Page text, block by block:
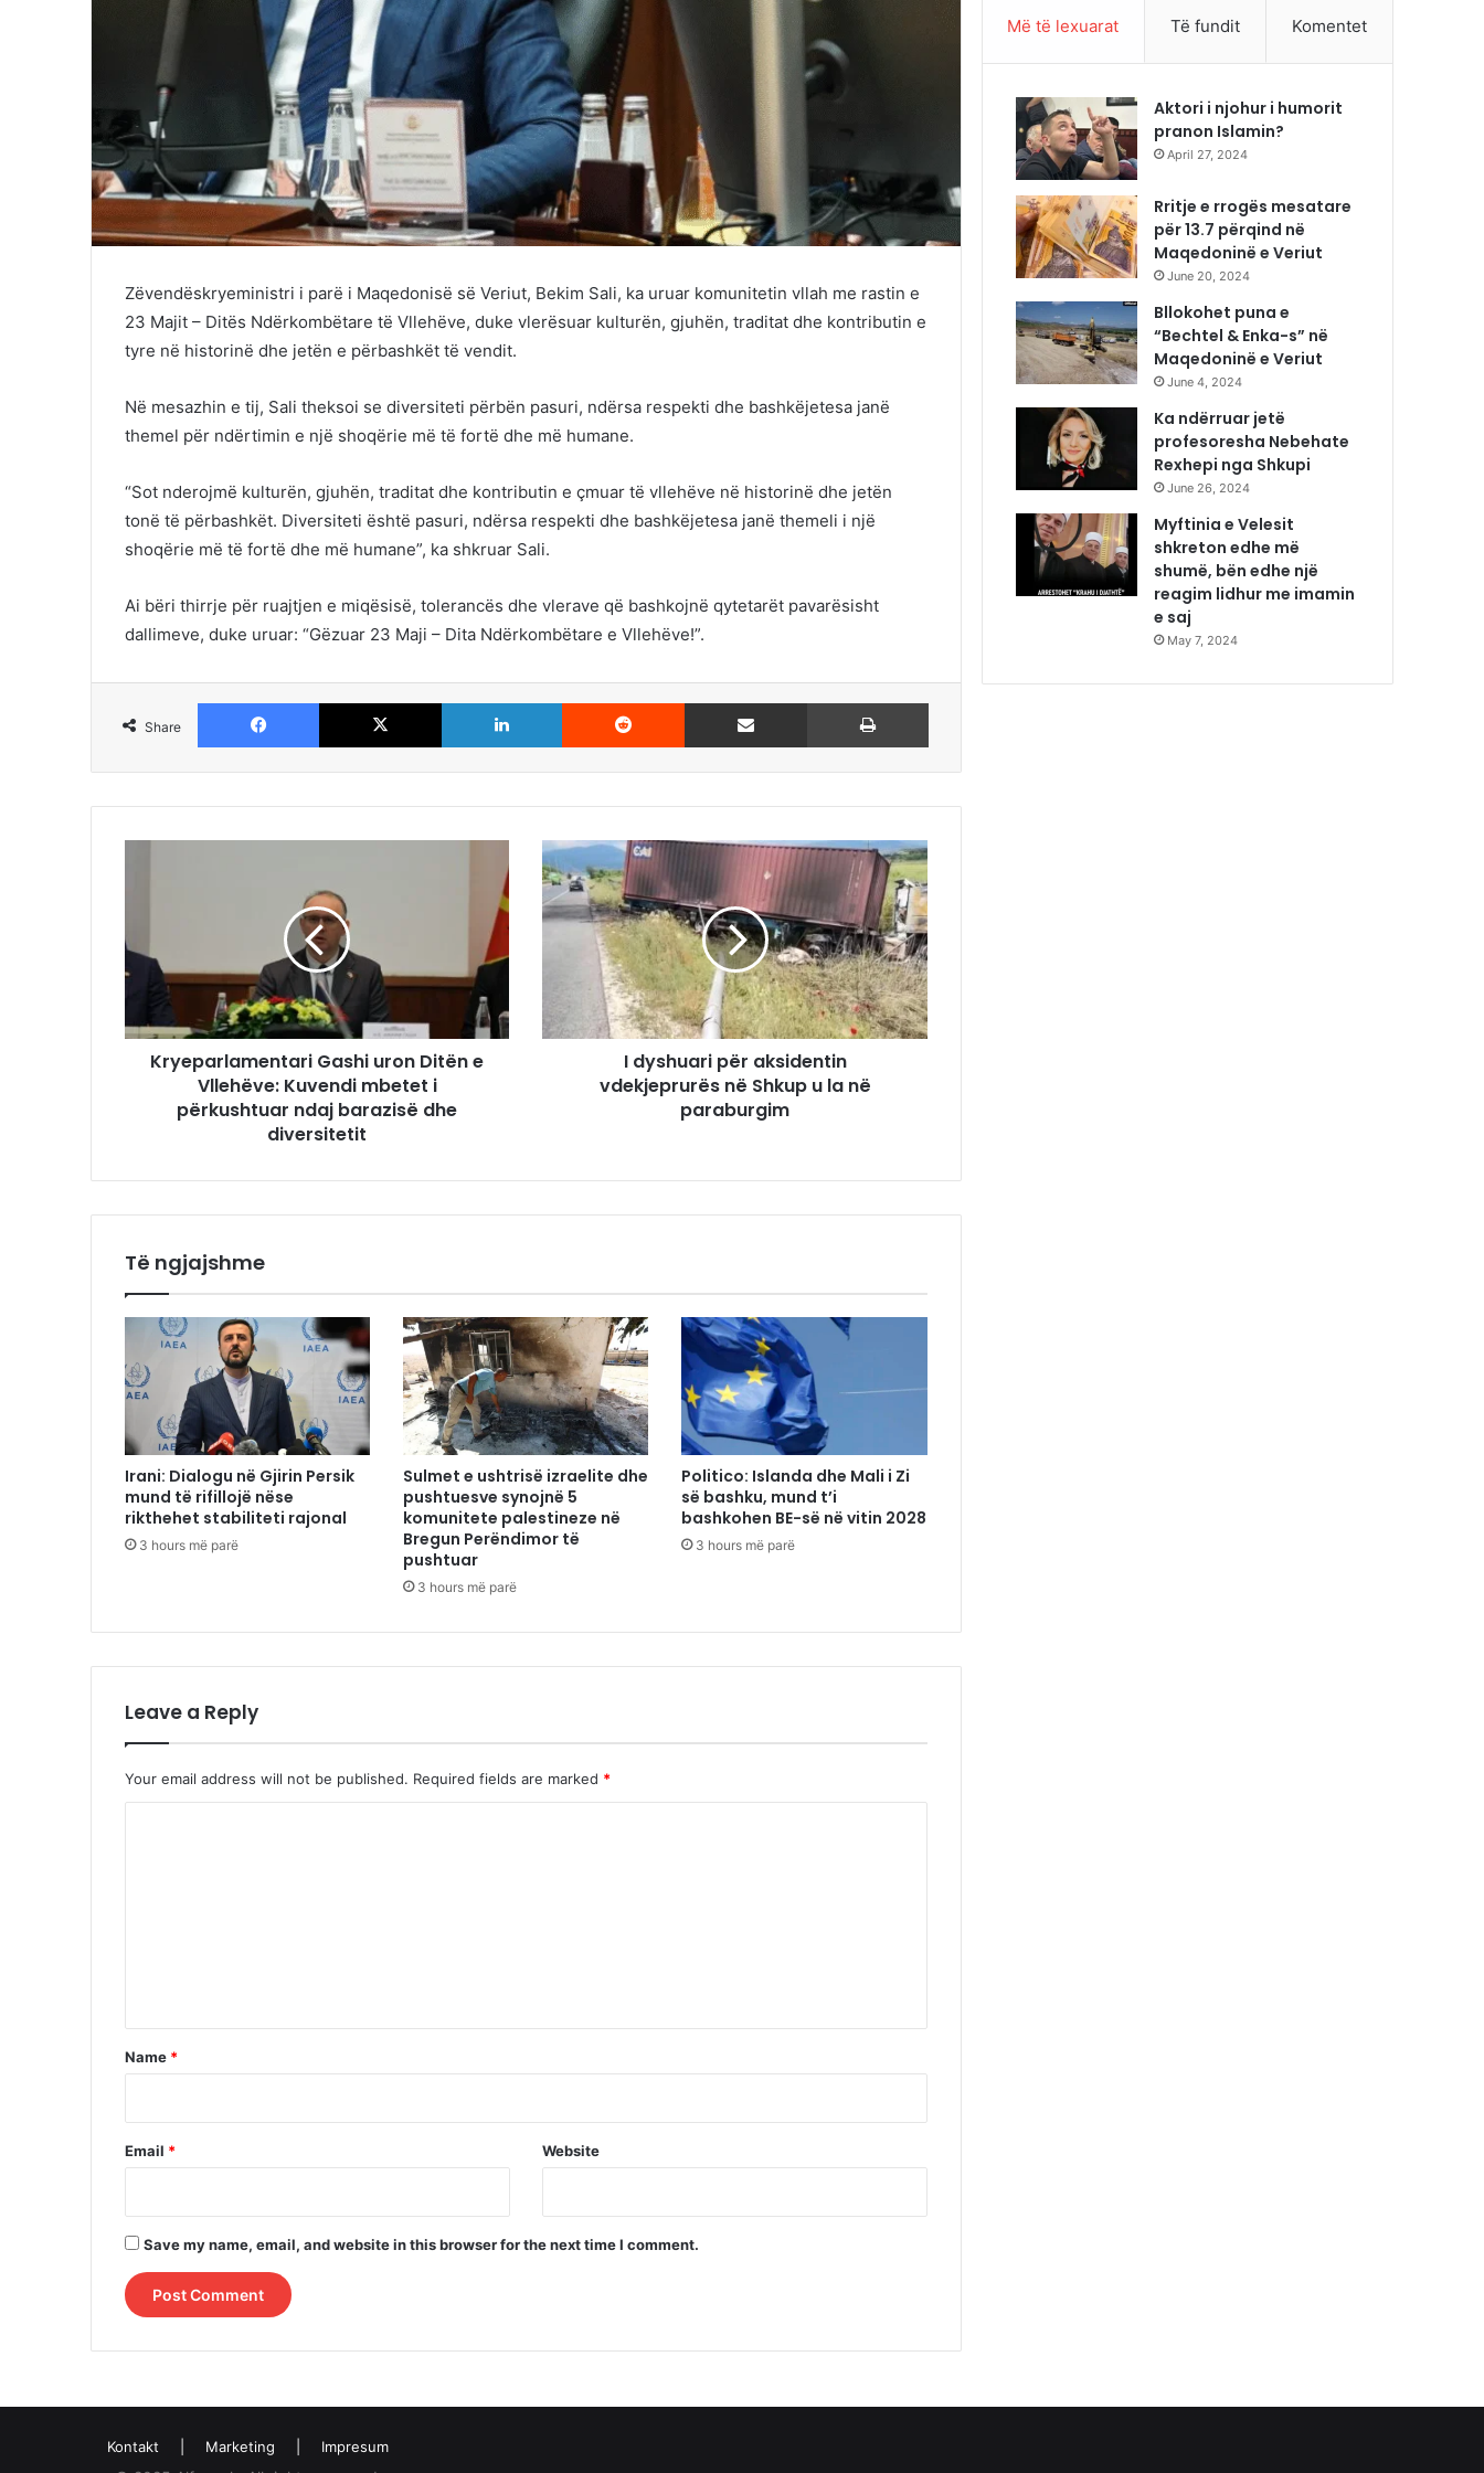
Zëvendëskryeministri i parë i Maqedonisë së Veriut, Bekim Sali, ka uruar komunitetin vllah me rastin e
23 Majit – Ditës Ndërkombëtare të Vllehëve, duke vlerësuar kulturën, gjuhën, traditat dhe kontributin e
tyre në historinë dhe jetën e përbashkët të vendit.
Në mesazhin e tij, Sali theksoi se diversiteti përbën pasuri, ndërsa respekti dhe bashkëjetesa janë
themel për ndërtimin e një shoqërie më të fortë dhe më humane.
“Sot nderojmë kulturën, gjuhën, traditat dhe kontributin e çmuar të vllehëve në historinë dhe jetën
tonë të përbashkët. Diversiteti është pasuri, ndërsa respekti dhe bashkëjetesa janë themeli i një
shoqërie më të fortë dhe më humane”, ka shkruar Sali.
Ai bëri thirrje për ruajtjen e miqësisë, tolerancës dhe vlerave që bashkojnë qytetarët pavarësisht
dallimeve, duke uruar: “Gëzuar 23 Maji – Dita Ndërkombëtare e Vllehëve!”.
Share
Facebook X LinkedIn Reddit Share via Email
Kryeparlamentari Gashi uron Ditën e
Vllehëve: Kuvendi mbetet i
përkushtuar ndaj barazisë dhe
diversitetit
I dyshuari për aksidentin
vdekjeprurës në Shkup u la në
paraburgim
Të ngjajshme
Irani: Dialogu në Gjirin Persik
mund të rifillojë nëse
rikthehet stabiliteti rajonal
3 hours më parë
Sulmet e ushtrisë izraelite dhe
pushtuesve synojnë 5
komunitete palestineze në
Bregun Perëndimor të
pushtuar
3 hours më parë
Politico: Islanda dhe Mali i Zi
së bashku, mund t’i
bashkohen BE-së në vitin 2028
3 hours më parë
Leave a Reply
Your email address will not be published. Required fields are marked *
*
Name *
Email * Website
Save my name, email, and website in this browser for the next time I comment.
Më të lexuarat Të fundit Komentet
Aktori i njohur i humorit
pranon Islamin?
April 27, 2024
Rritje e rrogës mesatare
për 13.7 përqind në
Maqedoninë e Veriut
June 20, 2024
Bllokohet puna e
“Bechtel & Enka-s” në
Maqedoninë e Veriut
June 4, 2024
Ka ndërruar jetë
profesoresha Nebehate
Rexhepi nga Shkupi
June 26, 2024
Myftinia e Velesit
shkreton edhe më
shumë, bën edhe një
reagim lidhur me imamin
e saj
May 7, 2024
Kontakt Marketing Impresum